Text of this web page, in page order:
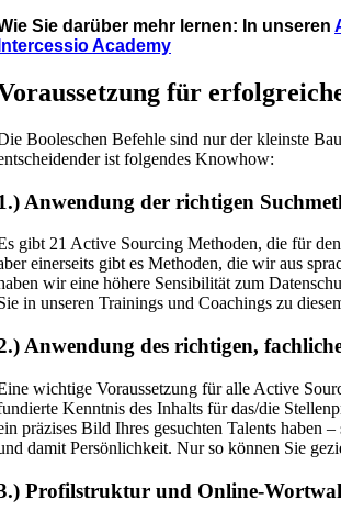
Sie darüber mehr lernen: In unseren
Intercessio Academy
für
Booleschen Befehle sind nur der kleinste
ist folgendes Knowhow:
Anwendung der richtigen
gibt 21 Active Sourcing Methoden, die für
einerseits gibt es Methoden, die wir aus
wir eine höhere Sensibilität zum
in unseren Trainings und Coachings zu
Anwendung des richtigen,
wichtige Voraussetzung für alle Active
Kenntnis des Inhalts für das/die
präzises Bild Ihres gesuchten Talents haben
damit Persönlichkeit. Nur so können Sie
Profilstruktur und Online-